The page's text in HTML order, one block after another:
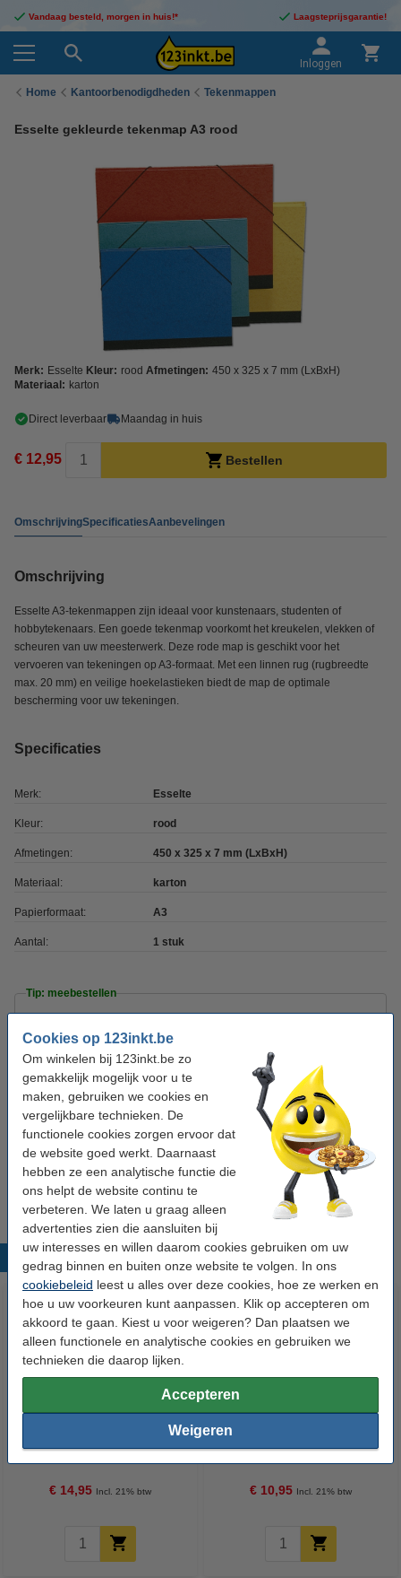
Cookies op 123inkt.be
Om winkelen bij 123inkt.be zo
gemakkelijk mogelijk voor u te
maken, gebruiken we cookies en
vergelijkbare technieken. De
functionele cookies zorgen ervoor dat
de website goed werkt. Daarnaast
hebben ze een analytische functie die
ons helpt de website continu te
verbeteren. We laten u graag alleen
advertenties zien die aansluiten bij
uw interesses en willen daarom cookies gebruiken om uw
gedrag binnen en buiten onze website te volgen. In ons
cookiebeleid leest u alles over deze cookies, hoe ze werken en
hoe u uw voorkeuren kunt aanpassen. Klik op accepteren om
akkoord te gaan. Kiest u voor weigeren? Dan plaatsen we
alleen functionele en analytische cookies en gebruiken we
technieken die daarop lijken.
Accepteren
Weigeren
Vandaag besteld, morgen in huis!* Laagsteprijsgarantie!
Inloggen
Home Kantoorbenodigdheden Tekenmappen
Esselte gekleurde tekenmap A3 rood
Merk: Esselte Kleur: rood Afmetingen: 450 x 325 x 7 mm (LxBxH)
Materiaal: karton
Direct leverbaar Maandag in huis
€ 12,95 Bestellen
OmschrijvingSpecificatiesAanbevelingen
Omschrijving
Esselte A3-tekenmappen zijn ideaal voor kunstenaars, studenten of
hobbytekenaars. Een goede tekenmap voorkomt het kreukelen, vlekken of
scheuren van uw meesterwerk. Deze rode map is geschikt voor het
vervoeren van tekeningen op A3-formaat. Met een linnen rug (rugbreedte
max. 20 mm) en veilige hoekelastieken biedt de map de optimale
bescherming voor uw tekeningen.
Specificaties
Merk: Esselte
Kleur: rood
Afmetingen: 450 x 325 x 7 mm (LxBxH)
Materiaal: karton
Papierformaat: A3
Aantal: 1 stuk
Tip: meebestellen
50 m 60 g/m² transparant
€ 14,50
123inkt potlood (HB)
€ 0,95
123inkt gom
€ 0,75
Populaire producten
123accu Xtreme Power MN1500
Penlite AA batterij 24 stuks
€ 14,95 Incl. 21% btw
Esselte gekleurde tekenmap
A4+ blauw
€ 10,95 Incl. 21% btw